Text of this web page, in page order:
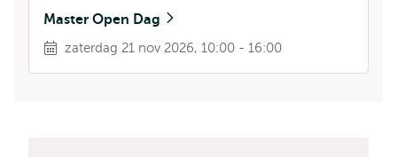
Master Open Dag
zaterdag 21 nov 2026, 10:00 - 16:00